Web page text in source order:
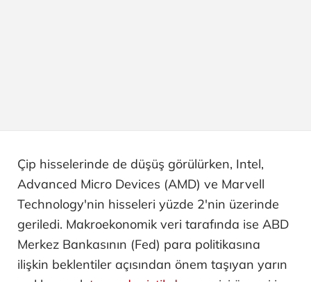
Çip hisselerinde de düşüş görülürken, Intel,
Advanced Micro Devices (AMD) ve Marvell
Technology'nin hisseleri yüzde 2'nin üzerinde
geriledi. Makroekonomik veri tarafında ise ABD
Merkez Bankasının (Fed) para politikasına
ilişkin beklentiler açısından önem taşıyan yarın